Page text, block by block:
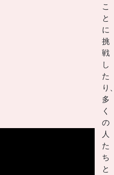
こ
と
に
挑
戦
し
た
り
多
く
の
人
た
ち
と